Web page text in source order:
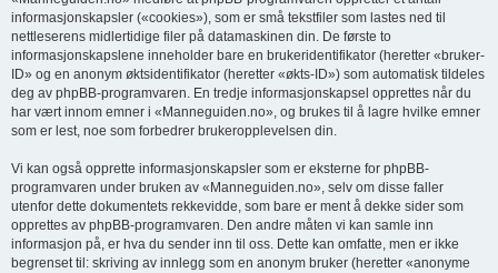
informasjonskapsler («cookies»), som er små tekstfiler som lastes ned til
nettleserens midlertidige filer på datamaskinen din. De første to
informasjonskapslene inneholder bare en brukeridentifikator (heretter «bruker-
ID» og en anonym øktsidentifikator (heretter «økts-ID») som automatisk tildeles
deg av phpBB-programvaren. En tredje informasjonskapsel opprettes når du
har vært innom emner i «Manneguiden.no», og brukes til å lagre hvilke emner
som er lest, noe som forbedrer brukeropplevelsen din.
Vi kan også opprette informasjonskapsler som er eksterne for phpBB-
programvaren under bruken av «Manneguiden.no», selv om disse faller
utenfor dette dokumentets rekkevidde, som bare er ment å dekke sider som
opprettes av phpBB-programvaren. Den andre måten vi kan samle inn
informasjon på, er hva du sender inn til oss. Dette kan omfatte, men er ikke
begrenset til: skriving av innlegg som en anonym bruker (heretter «anonyme